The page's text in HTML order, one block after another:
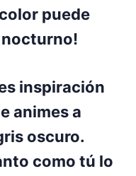
puede
inspiración
animes a
oscuro.
como tú lo